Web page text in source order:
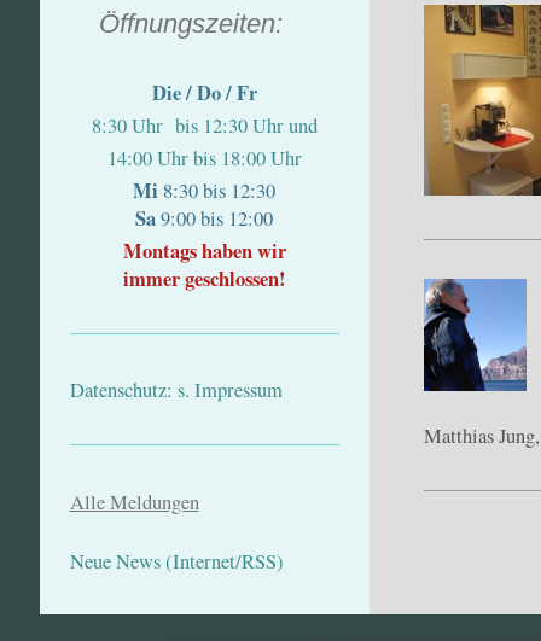
Matthias
Öffnungszeiten:
Die / Do / Fr
8:30 Uhr bis 12:30 Uhr und
14:00 Uhr bis 18:00 Uhr
Mi 8:30 bis 12:30
Sa9:00 bis 12:00
Montags haben wir
immer geschlossen!
Datenschutz: s. Impressum
Alle Meldungen
Neue News (Internet/RSS)